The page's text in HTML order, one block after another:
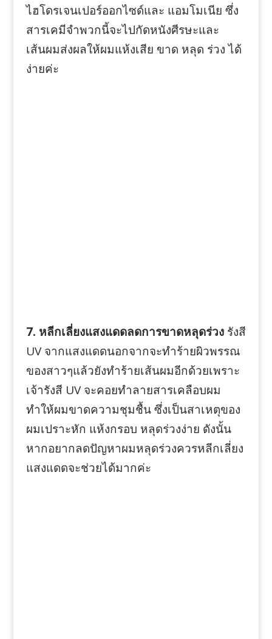
ไฮโดรเจนเปอร์ออกไซด์และ แอมโมเนีย ซึ่ง
สารเคมีจำพวกนี้จะไปกัดหนังศีรษะและ
เส้นผมส่งผลให้ผมแห้งเสีย ขาด หลุด ร่วง ได้
ง่ายค่ะ
7. หลีกเลี่ยงแสงแดดลดการขาดหลุดร่วง รังสี
UV จากแสงแดดนอกจากจะทำร้ายผิวพรรณ
ของสาวๆแล้วยังทำร้ายเส้นผมอีกด้วยเพราะ
เจ้ารังสี UV จะคอยทำลายสารเคลือบผม
ทำให้ผมขาดความชุมชื้น ซึ่งเป็นสาเหตุของ
ผมเปราะหัก แห้งกรอบ หลุดร่วงง่าย ดังนั้น
หากอยากลดปัญหาผมหลุดร่วงควรหลีกเลี่ยง
แสงแดดจะช่วยได้มากค่ะ